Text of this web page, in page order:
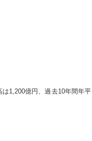
1,200億円、過去10年間年平